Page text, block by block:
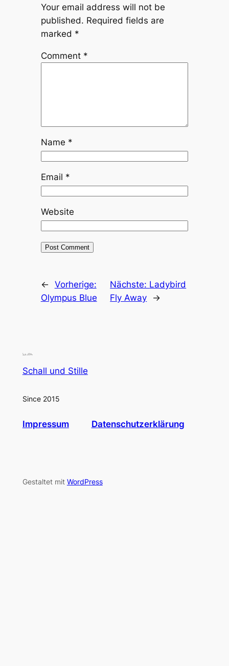
Your email address will not be
published. Required fields are
marked *
Comment *
Name *
Email *
Website
← Vorherige:
Olympus Blue
Nächste: Ladybird
Fly Away
→
Schall und Stille
Since 2015
Impressum Datenschutzerklärung
Gestaltet mit WordPress